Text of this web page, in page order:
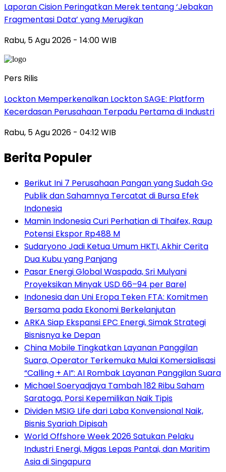
Laporan Cision Peringatkan Merek tentang ‘Jebakan
Fragmentasi Data’ yang Merugikan
Rabu, 5 Agu 2026 - 14:00 WIB
Pers Rilis
Lockton Memperkenalkan Lockton SAGE: Platform
Kecerdasan Perusahaan Terpadu Pertama di Industri
Rabu, 5 Agu 2026 - 04:12 WIB
Berita Populer
Berikut Ini 7 Perusahaan Pangan yang Sudah Go
Publik dan Sahamnya Tercatat di Bursa Efek
Indonesia
Mamin Indonesia Curi Perhatian di Thaifex, Raup
Potensi Ekspor Rp488 M
Sudaryono Jadi Ketua Umum HKTI, Akhir Cerita
Dua Kubu yang Panjang
Pasar Energi Global Waspada, Sri Mulyani
Proyeksikan Minyak USD 66–94 per Barel
Indonesia dan Uni Eropa Teken FTA: Komitmen
Bersama pada Ekonomi Berkelanjutan
ARKA Siap Ekspansi EPC Energi, Simak Strategi
Bisnisnya ke Depan
China Mobile Tingkatkan Layanan Panggilan
Suara, Operator Terkemuka Mulai Komersialisasi
“Calling + AI”: AI Rombak Layanan Panggilan Suara
Michael Soeryadjaya Tambah 182 Ribu Saham
Saratoga, Porsi Kepemilikan Naik Tipis
Dividen MSIG Life dari Laba Konvensional Naik,
Bisnis Syariah Dipisah
World Offshore Week 2026 Satukan Pelaku
Industri Energi, Migas Lepas Pantai, dan Maritim
Asia di Singapura